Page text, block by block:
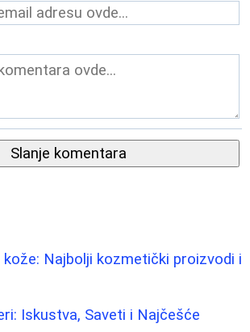
Slanje komentara
kože: Najbolji kozmetički proizvodi i
Iskustva, Saveti i Najčešće